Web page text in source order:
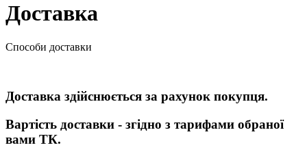
Доставка
Способи доставки
Доставка здійснюється за рахунок покупця.
Вартість доставки - згідно з тарифами обраної
вами ТК.